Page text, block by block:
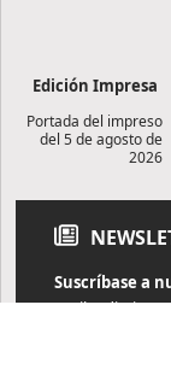
Edición Impresa
Portada del impreso
del 5 de agosto de
2026
Suscríbase a
Reciba